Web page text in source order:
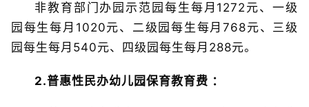
非教育部门办园示范园每生每月1272元、一级
园每生每月1020元、二级园每生每月768元、三级
园每生每月540元、四级园每生每月288元。
2.普惠性民办幼儿园保育教育费 ：